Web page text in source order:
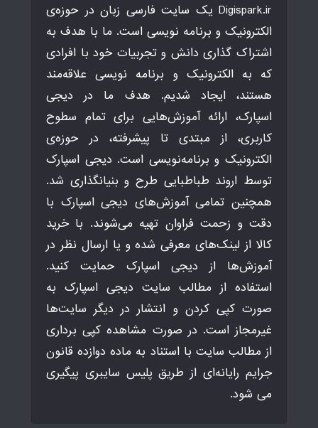
Digispark.ir یک سایت فارسی زبان در حوزه‌ی
الکترونیک و برنامه نویسی است. ما با هدف به
اشتراک گذاری دانش و تجربیات خود با افرادی
که به الکترونیک و برنامه نویسی علاقه‌مند
هستند، ایجاد شدیم. هدف ما در دیجی
اسپارک، ارائه آموزش‌هایی برای تمام سطوح
کاربری، از مبتدی تا پیشرفته، در حوزه‌ی
الکترونیک و برنامه‌نویسی است. دیجی اسپارک
توسط اروند طباطبایی طرح و بنیانگذاری شد.
همچنین تمامی آموزش‌های دیجی اسپارک با
دقت و زحمت فراوان تهیه می‌شوند. با خرید
کالا از لینک‌های معرفی شده و یا ارسال نظر در
آموزش‌ها از دیجی اسپارک حمایت کنید.
استفاده از مطالب سایت دیجی اسپارک به
صورت کپی کردن و انتشار در دیگر سایت‌ها
غیرمجاز است. در صورت مشاهده کپی برداری
از مطالب سایت با استناد به ماده دوازده قانون
جرایم رایانه‌ای از طریق پلیس سایبری پیگیری
می شود.